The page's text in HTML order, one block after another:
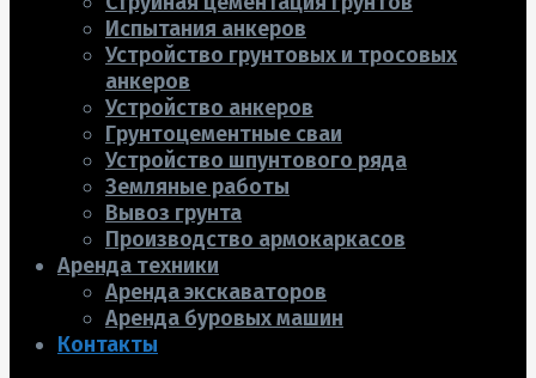
Испытания анкеров
Устройство грунтовых и тросовых
анкеров
Устройство анкеров
Грунтоцементные сваи
Устройство шпунтового ряда
Земляные работы
Вывоз грунта
Производство армокаркасов
Аренда техники
Аренда экскаваторов
Аренда буровых машин
Контакты